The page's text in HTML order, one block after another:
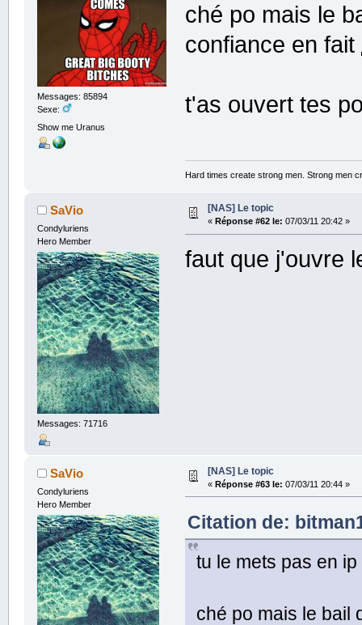
Messages: 85894
Sexe:
Show me Uranus
ché po mais le
confiance en fait
t'as ouvert tes
Hard times create strong men. Strong men
SaVio
Condyluriens
Hero Member
Messages: 71716
[NAS] Le topic
« Réponse #62 le: 07/03/11 20:42 »
faut que j'ouvre
SaVio
Condyluriens
Hero Member
[NAS] Le topic
« Réponse #63 le: 07/03/11 20:44 »
Citation de:
tu le mets pas en
ché po mais le bail